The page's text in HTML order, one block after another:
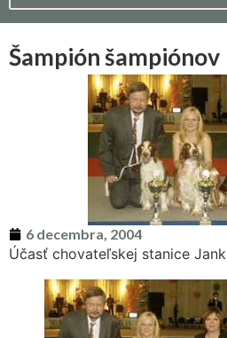
Šampión šampiónov
6 decembra, 2004
Účasť chovateľskej stanice